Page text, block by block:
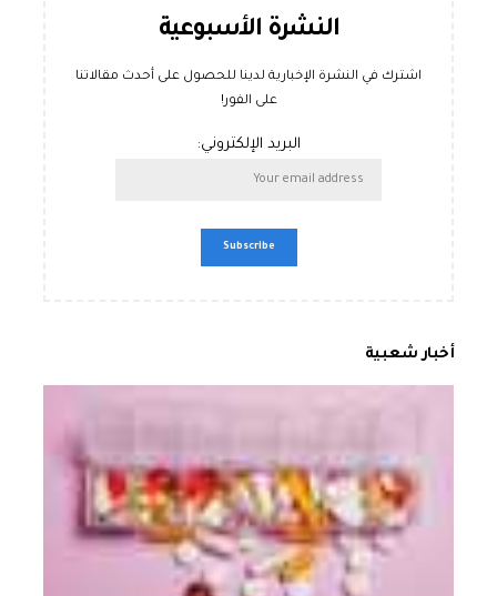
النشرة الأسبوعية
اشترك في النشرة الإخبارية لدينا للحصول على أحدث مقالاتنا
على الفور!
البريد الإلكتروني:
أخبار شعبية